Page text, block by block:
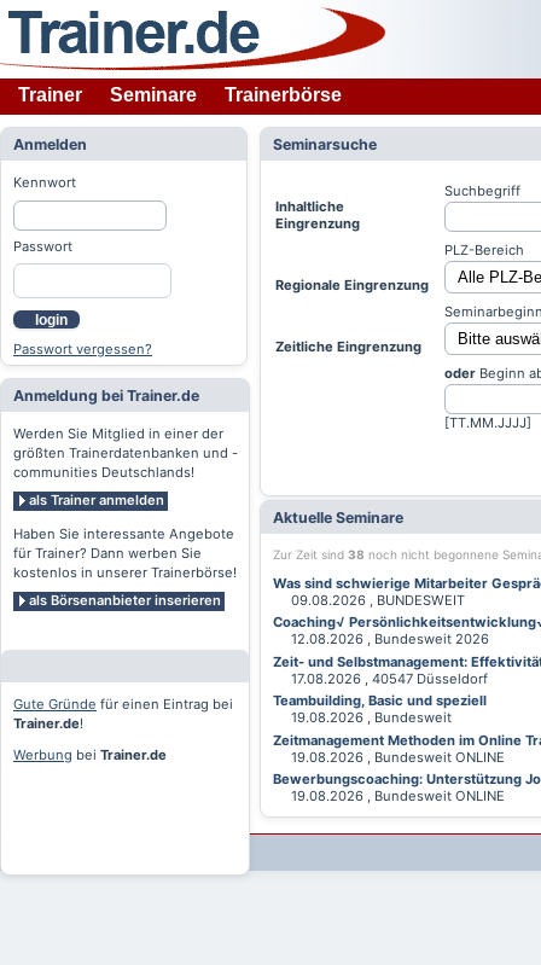
Trainer Seminare Trainerbörse
Anmelden
Kennwort
Passwort
login
Passwort vergessen?
Anmeldung bei Trainer.de
Werden Sie Mitglied in einer der
größten Trainerdatenbanken und -
communities Deutschlands!
als Trainer anmelden
Haben Sie interessante Angebote
für Trainer? Dann werben Sie
kostenlos in unserer Trainerbörse!
als Börsenanbieter inserieren
Gute Gründe für einen Eintrag bei
Trainer.de!
Werbung bei Trainer.de
Seminarsuche
Inhaltliche
Eingrenzung
Suchbegriff
Regionale Eingrenzung
PLZ-Bereich
Zeitliche Eingrenzung
oder Beginn
[TT.MM.JJJJ]
Aktuelle Seminare
Zur Zeit sind 38 noch nicht begonnene
Was sind schwierige Mitarbeiter
09.08.2026 , BUNDESWEIT
Coaching√
12.08.2026 , Bundesweit 2026
Zeit- und Selbstmanagement:
17.08.2026 , 40547 Düsseldorf
Teambuilding, Basic und speziell
19.08.2026 , Bundesweit
Zeitmanagement Methoden im Online
19.08.2026 , Bundesweit ONLINE
Bewerbungscoaching: Unterstützung
19.08.2026 , Bundesweit ONLINE